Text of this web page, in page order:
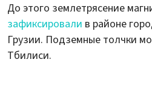
До этого землетрясение
зафиксировали в районе
Грузии. Подземные толчки
Тбилиси.